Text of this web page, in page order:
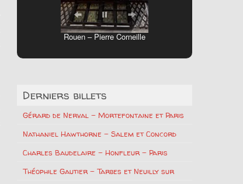
Rouen – Pierre Corneille
Derniers billets
Gérard de Nerval – Mortefontaine et Paris
Nathaniel Hawthorne – Salem et Concord
Charles Baudelaire – Honfleur – Paris
Théophile Gautier – Tarbes et Neuilly sur